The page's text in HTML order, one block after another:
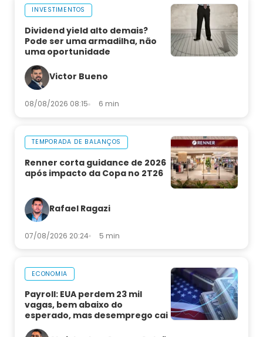
INVESTIMENTOS
Dividend yield alto demais?
Pode ser uma armadilha, não
uma oportunidade
Victor Bueno
08/08/2026 08:15 6 min
TEMPORADA DE BALANÇOS
Renner corta guidance de 2026
após impacto da Copa no 2T26
Rafael Ragazi
07/08/2026 20:24 5 min
ECONOMIA
Payroll: EUA perdem 23 mil
vagas, bem abaixo do
esperado, mas desemprego cai